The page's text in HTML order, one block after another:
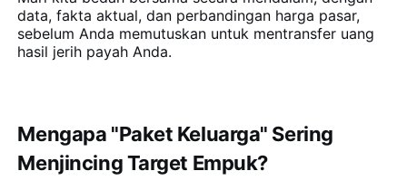
data, fakta aktual, dan perbandingan harga pasar,
sebelum Anda memutuskan untuk mentransfer uang
hasil jerih payah Anda.
Mengapa "Paket Keluarga" Sering
Menjincing Target Empuk?